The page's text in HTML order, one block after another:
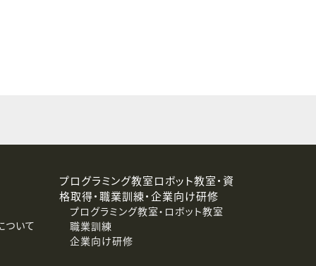
および第三者への提供停止）
ついて
プログラミング教室ロボット教室・資
格取得・職業訓練・企業向け研修
プログラミング教室・ロボット教室
職業訓練
企業向け研修